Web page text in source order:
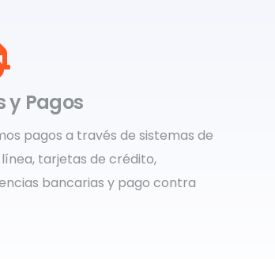
y Pagos
pagos a través de sistemas de
tarjetas de crédito,
bancarias y pago contra